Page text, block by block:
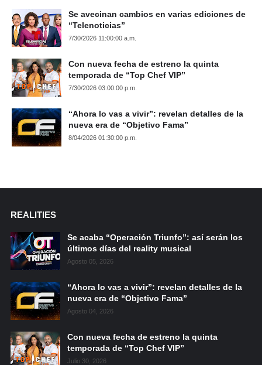
Se avecinan cambios en varias ediciones de
“Telenoticias”
7/30/2026 11:00:00 a.m.
Con nueva fecha de estreno la quinta
temporada de “Top Chef VIP”
7/30/2026 03:00:00 p.m.
“Ahora lo vas a vivir”: revelan detalles de la
nueva era de “Objetivo Fama”
8/04/2026 01:30:00 p.m.
REALITIES
Se acaba “Operación Triunfo”: así serán los
últimos días del reality musical
Agosto 05, 2026
“Ahora lo vas a vivir”: revelan detalles de la
nueva era de “Objetivo Fama”
Agosto 04, 2026
Con nueva fecha de estreno la quinta
temporada de “Top Chef VIP”
Julio 30, 2026